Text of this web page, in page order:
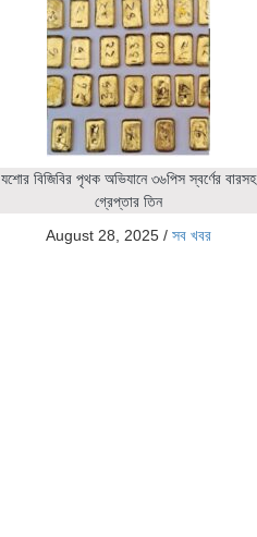
যশোর বিজিবির পৃথক অভিযানে ৩৬পিস স্বর্ণের বারসহ
গ্রেপ্তার তিন
August 28, 2025/ সব খবর